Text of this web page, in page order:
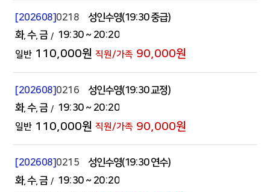
[202608]0218
성인수영(19:30 중급)
화 수 금 19:30 ~ 20:20
110,000원 90,000원
[202608]0216
성인수영(19:30 교정)
화 수 금 19:30 ~ 20:20
110,000원 90,000원
[202608]0215
성인수영(19:30 연수)
화 수 금 19:30 ~ 20:20